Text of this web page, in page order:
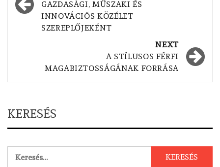
GAZDASÁGI, MŰSZAKI ÉS
INNOVÁCIÓS KÖZÉLET
SZEREPLŐJEKÉNT
NEXT
A STÍLUSOS FÉRFI
MAGABIZTOSSÁGÁNAK FORRÁSA
KERESÉS